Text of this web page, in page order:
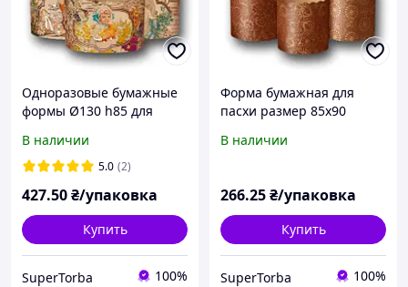
Одноразовые бумажные
формы Ø130 h85 для
400 грамм | формы для
выпечки на Пасху 50
В наличии
5.0 (2)
427.50₴/упаковка
Купить
SuperTorba 100%
Форма бумажная для
пасхи размер 85х90
грамм) 50 шт/уп.
В наличии
266.25₴/упаковка
Купить
SuperTorba 100%